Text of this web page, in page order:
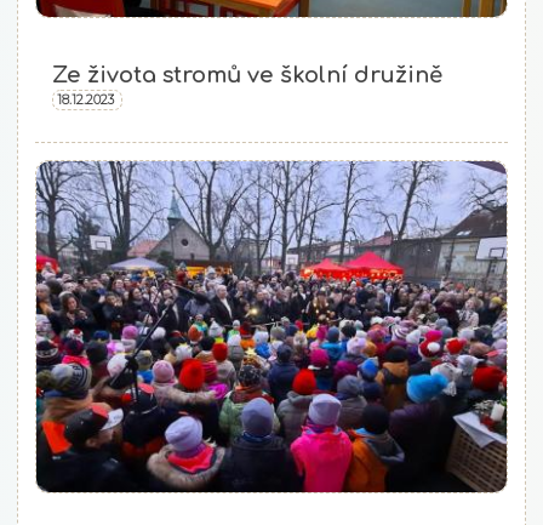
Ze života stromů ve školní družině
18.12.2023